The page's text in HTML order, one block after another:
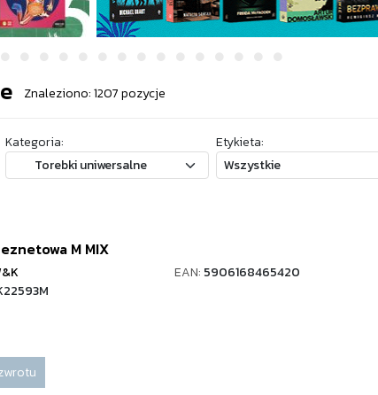
Znaleziono: 1207 pozycje
Kategoria: Etykieta:
M MIX
EAN: 5906168465420